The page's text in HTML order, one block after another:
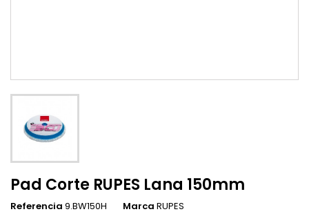
Pad Corte RUPES Lana 150mm
Referencia 9.BW150H Marca RUPES